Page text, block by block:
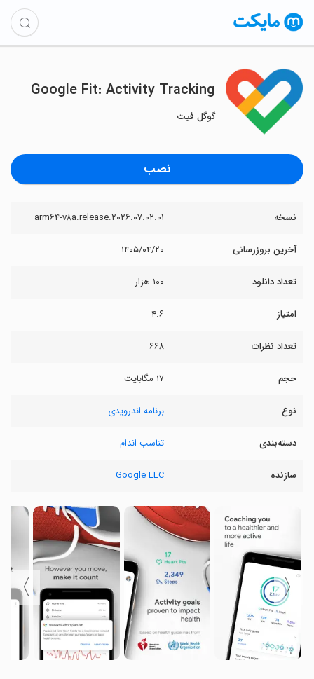
Google Fit: Activity Tracking
گوگل فیت
نصب
نسخه ۲۰۲۶.۰۷.۰۲.۰۱.arm۶۴-v۸a.release
آخرین بروزرسانی ۱۴۰۵/۰۴/۲۰
تعداد دانلود ۱۰۰ هزار
امتیاز ۴.۶
تعداد نظرات ۶۶۸
حجم ۱۷ مگابایت
نوع برنامه اندرویدی
دسته‌بندی تناسب اندام
سازنده Google LLC
〈
〉